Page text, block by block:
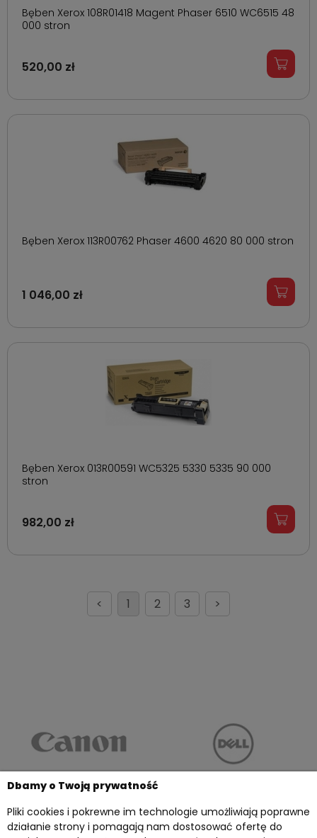
Bęben Xerox 108R01418 Magent Phaser 6510 WC6515 48
000 stron
520,00 zł
Bęben Xerox 113R00762 Phaser 4600 4620 80 000 stron
1 046,00 zł
Bęben Xerox 013R00591 WC5325 5330 5335 90 000
stron
982,00 zł
< 1 2 3 >
Dbamy o Twoją prywatność
Pliki cookies i pokrewne im technologie umożliwiają poprawne
działanie strony i pomagają nam dostosować ofertę do